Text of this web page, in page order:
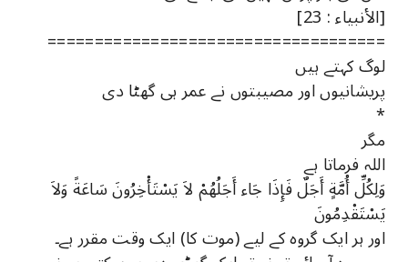
[الأنبياء : 23]
====================================
لوگ کہتے ہیں
پریشانیوں اور مصیبتوں نے عمر ہی گھٹا دی
*
مگر
اللہ فرماتا ہے
وَلِكُلِّ أُمَّةٍ أَجَلٌ فَإِذَا جَاء أَجَلُهُمْ لاَ يَسْتَأْخِرُونَ سَاعَةً وَلاَ
يَسْتَقْدِمُونَ
اور ہر ایک گروہ کے لیے (موت کا) ایک وقت مقرر ہے۔